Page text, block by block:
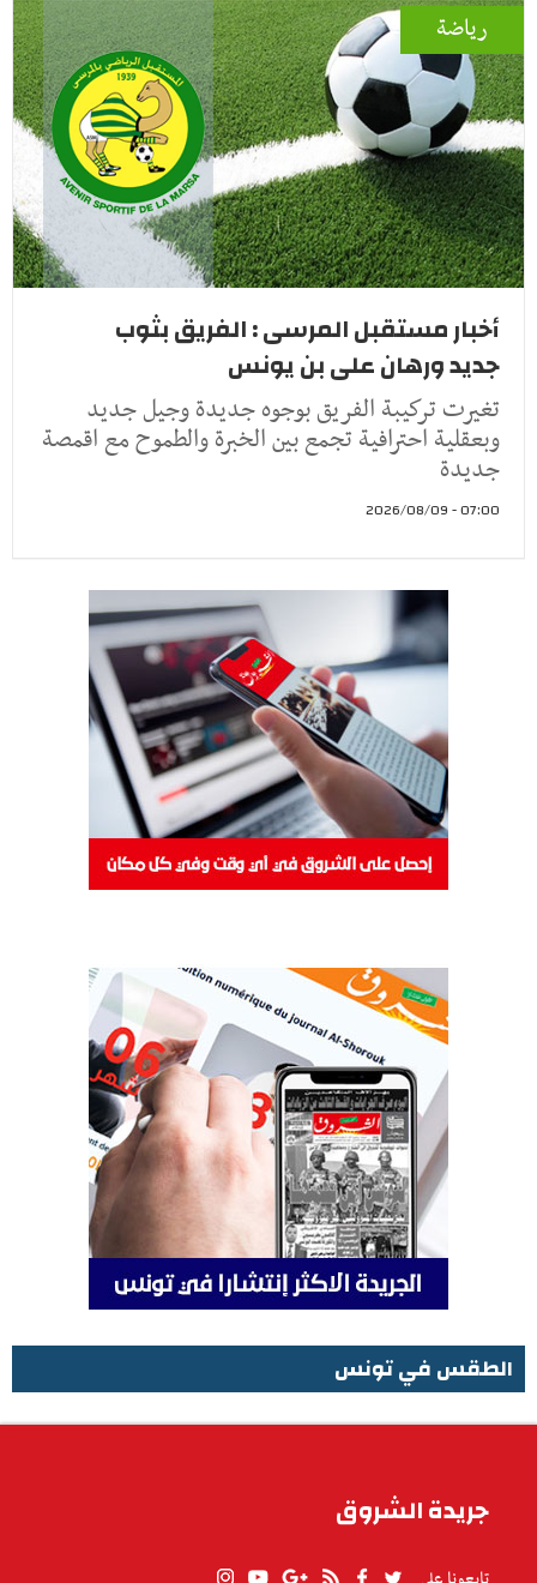
رياضة
أخبار مستقبل المرسى : الفريق بثوب
جديد ورهان على بن يونس
تغيرت تركيبة الفريق بوجوه جديدة وجيل جديد
وبعقلية احترافية تجمع بين الخبرة والطموح مع اقمصة
جديدة
07:00 - 2026/08/09
الطقس في تونس
جريدة الشروق